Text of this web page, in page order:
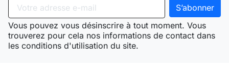
Vous pouvez vous désinscrire à tout moment. Vous
trouverez pour cela nos informations de contact dans
les conditions d'utilisation du site.